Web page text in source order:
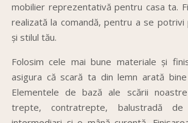
mobilier reprezentativă pentru casa ta.
realizată la comandă, pentru a se potrivi
și stilul tău.
Folosim cele mai bune materiale și
asigura că scară ta din lemn arată
Elementele de bază ale scării
trepte, contratrepte, balustradă de